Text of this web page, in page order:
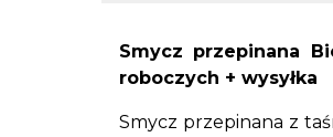
Smycz przepinana
roboczych + wysyłka
Smycz przepinana z